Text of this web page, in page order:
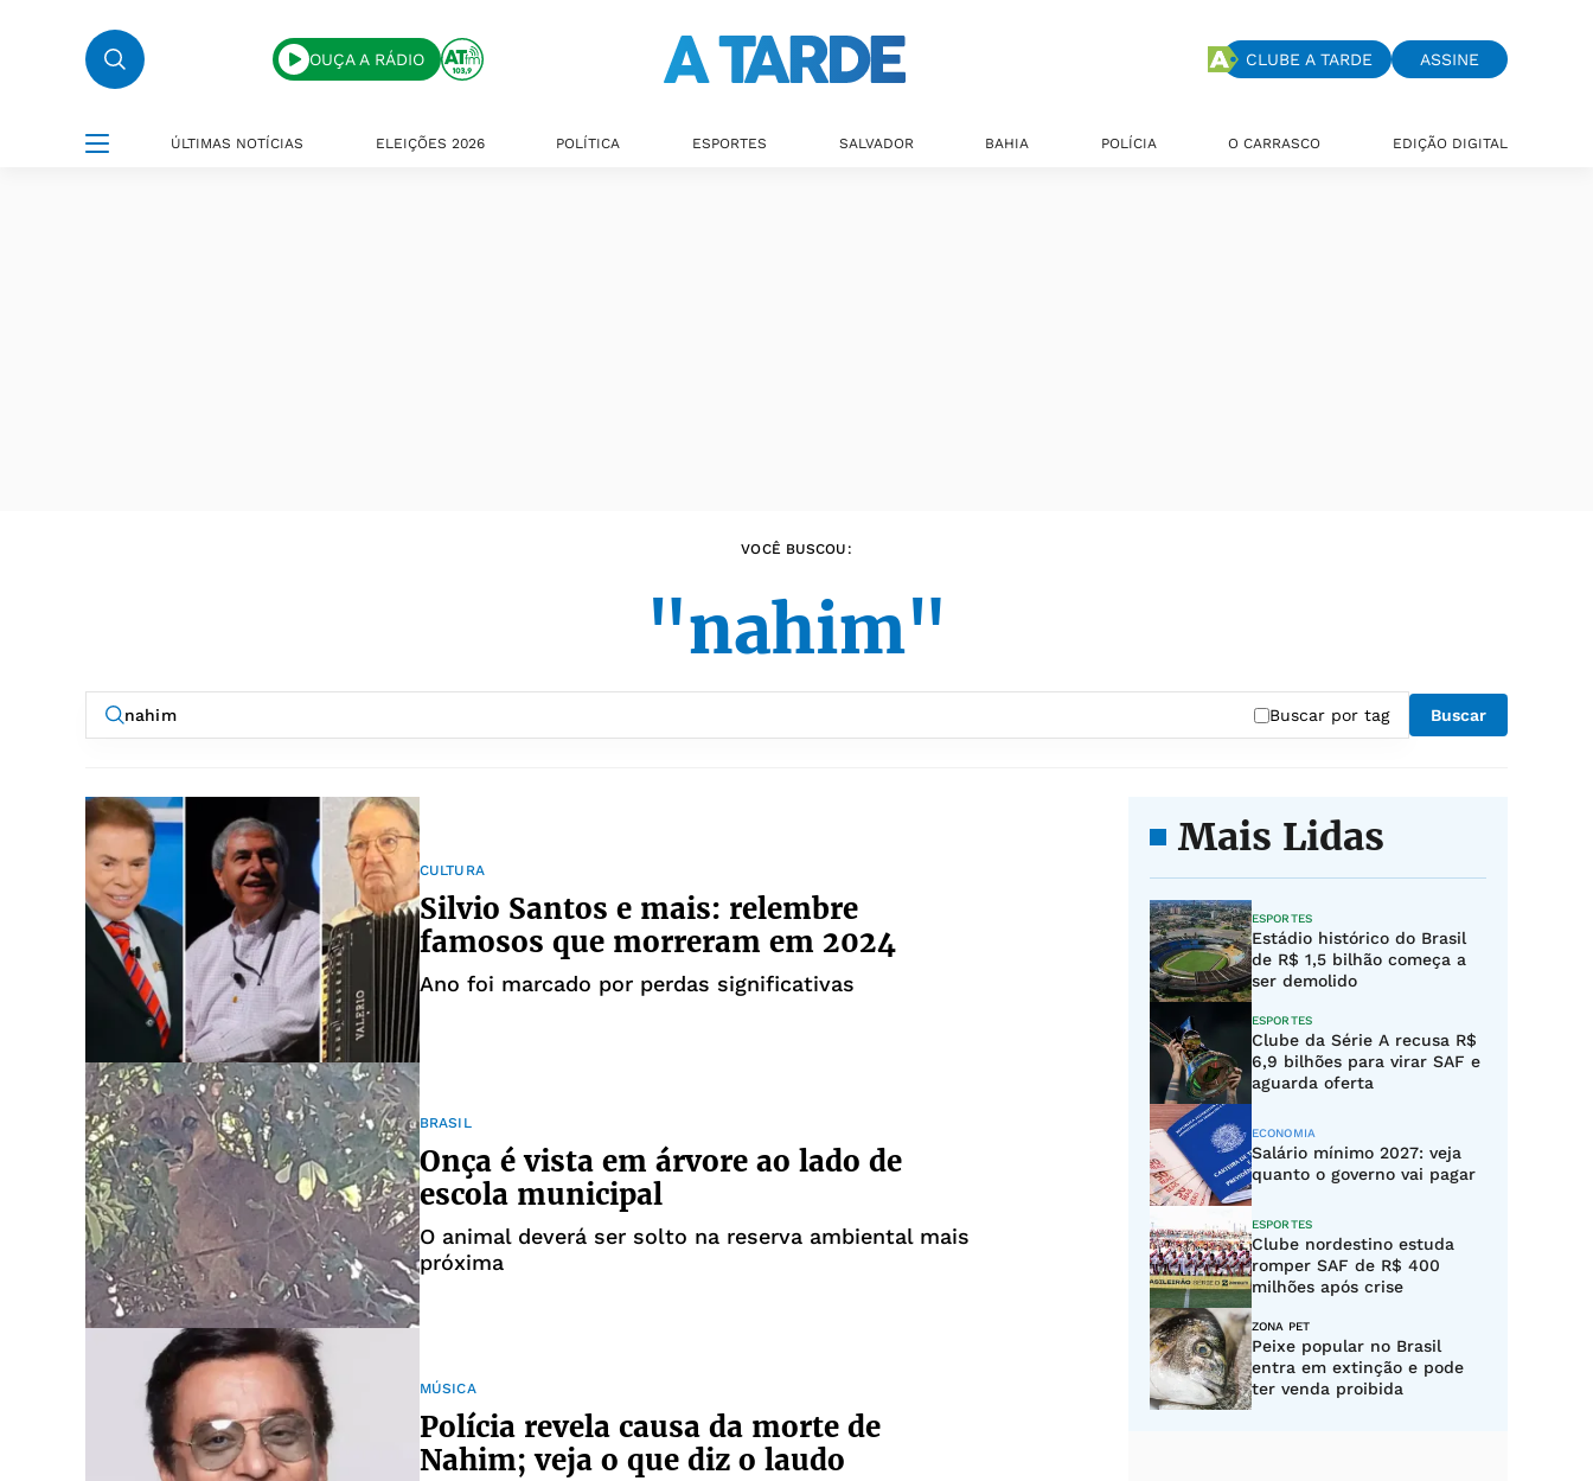
OUÇA A RÁDIO CLUBE A TARDE ASSINE
ÚLTIMAS NOTÍCIAS ELEIÇÕES 2026 POLÍTICA ESPORTES SALVADOR BAHIA POLÍCIA O CARRASCO EDIÇÃO DIGITAL
VOCÊ BUSCOU:
"nahim"
Buscar por tag Buscar
CULTURA
Silvio Santos e mais: relembre
famosos que morreram em 2024
Ano foi marcado por perdas significativas
BRASIL
Onça é vista em árvore ao lado de
escola municipal
O animal deverá ser solto na reserva ambiental mais
próxima
MÚSICA
Polícia revela causa da morte de
Nahim; veja o que diz o laudo
Mais Lidas
ESPORTES
Estádio histórico do Brasil
de R$ 1,5 bilhão começa a
ser demolido
ESPORTES
Clube da Série A recusa R$
6,9 bilhões para virar SAF e
aguarda oferta
ECONOMIA
Salário mínimo 2027: veja
quanto o governo vai pagar
ESPORTES
Clube nordestino estuda
romper SAF de R$ 400
milhões após crise
ZONA PET
Peixe popular no Brasil
entra em extinção e pode
ter venda proibida